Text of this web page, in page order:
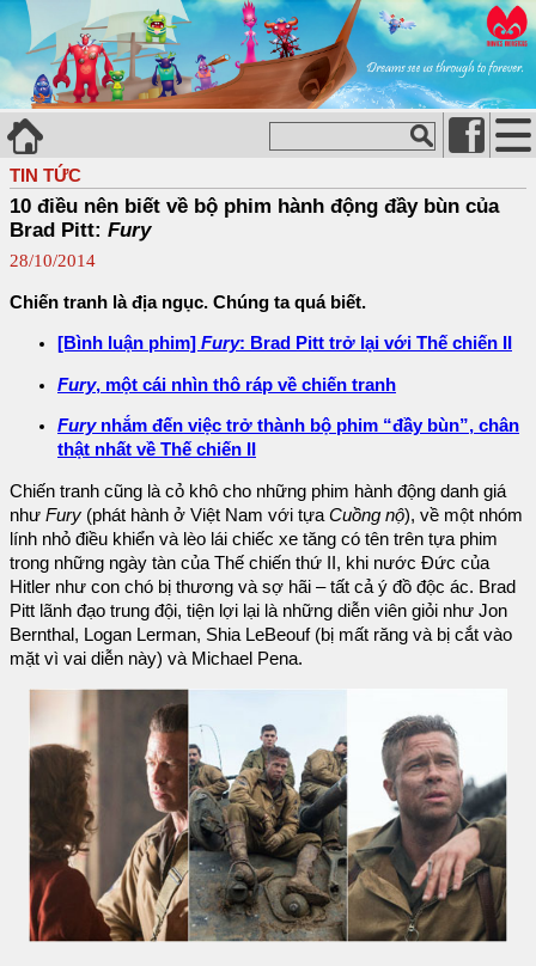
TIN TỨC
10 điều nên biết về bộ phim hành động đầy bùn của
Brad Pitt: Fury
28/10/2014
Chiến tranh là địa ngục. Chúng ta quá biết.
[Bình luận phim] Fury: Brad Pitt trở lại với Thế chiến II
Fury, một cái nhìn thô ráp về chiến tranh
Furynhắm đến việc trở thành bộ phim “đầy bùn”, chân
thật nhất về Thế chiến II
Chiến tranh cũng là cỏ khô cho những phim hành động danh giá
như Fury (phát hành ở Việt Nam với tựa Cuồng nộ), về một nhóm
lính nhỏ điều khiển và lèo lái chiếc xe tăng có tên trên tựa phim
trong những ngày tàn của Thế chiến thứ II, khi nước Đức của
Hitler như con chó bị thương và sợ hãi – tất cả ý đồ độc ác. Brad
Pitt lãnh đạo trung đội, tiện lợi lại là những diễn viên giỏi như Jon
Bernthal, Logan Lerman, Shia LeBeouf (bị mất răng và bị cắt vào
mặt vì vai diễn này) và Michael Pena.